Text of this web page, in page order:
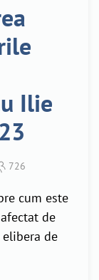
Ilie
726
cum este
de
de